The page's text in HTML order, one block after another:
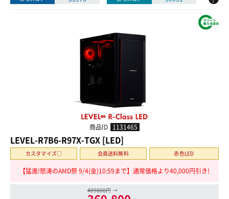
商品ID 1131465
LEVEL-R7B6-R97X-TGX [LED]
カスタマイズ○ 会員送料無料 赤色LED
【猛進!怒涛のAMD祭 9/4(金)10:59まで】通常価格より40,000円引き!
409800円 →